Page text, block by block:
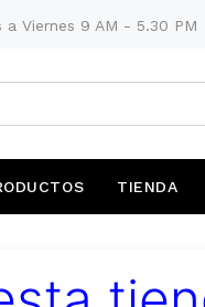
a Viernes 9 AM - 5.30 PM
TIENDA